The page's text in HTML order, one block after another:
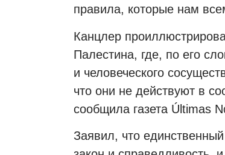
правила, которые нам
Канцлер
Палестина, где, по его
и человеческого
что они не действуют в
сообщила газета Últimas
Заявил, что